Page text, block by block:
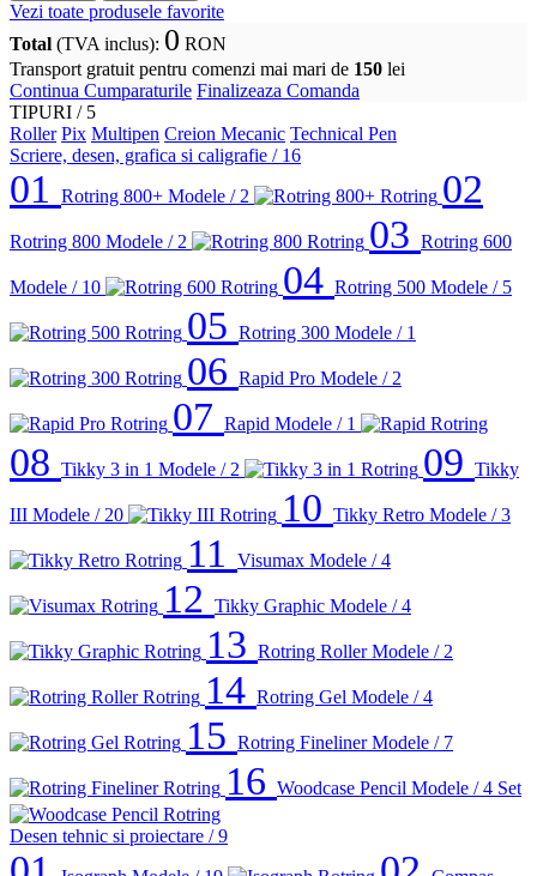
Vezi toate produsele favorite
Total (TVA inclus): 0 RON
Transport gratuit pentru comenzi mai mari de 150 lei
Continua Cumparaturile Finalizeaza Comanda
TIPURI / 5
Roller Pix Multipen Creion Mecanic Technical Pen
Scriere, desen, grafica si caligrafie / 16
01 Rotring 800+ Modele / 2 02
Rotring 800 Modele / 2 03 Rotring 600
Modele / 10 04 Rotring 500 Modele / 5
05 Rotring 300 Modele / 1
06 Rapid Pro Modele / 2
07 Rapid Modele / 1
08 Tikky 3 in 1 Modele / 2 09 Tikky
III Modele / 20 10 Tikky Retro Modele / 3
11 Visumax Modele / 4
12 Tikky Graphic Modele / 4
13 Rotring Roller Modele / 2
14 Rotring Gel Modele / 4
15 Rotring Fineliner Modele / 7
16 Woodcase Pencil Modele / 4 Set
Desen tehnic si proiectare / 9